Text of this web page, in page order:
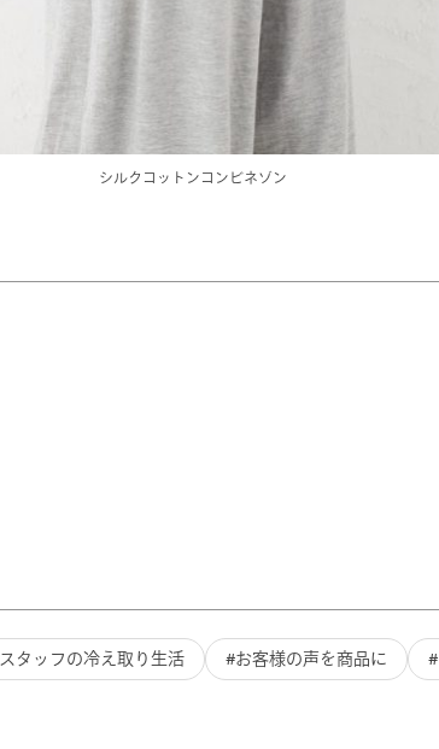
シルクコットンコンビネゾン
スタッフの冷え取り生活 お客様の声を商品に